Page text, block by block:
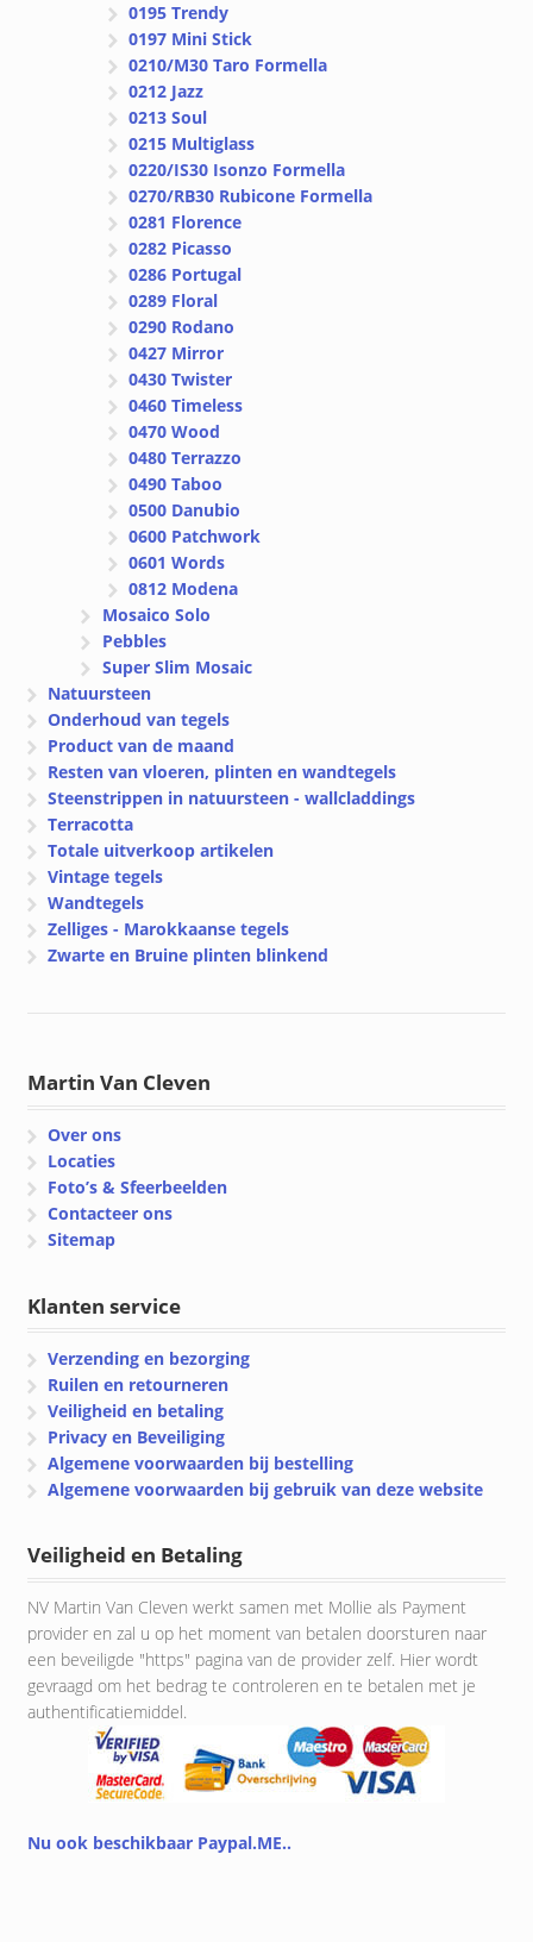
0195 Trendy
0197 Mini Stick
0210/M30 Taro Formella
0212 Jazz
0213 Soul
0215 Multiglass
0220/IS30 Isonzo Formella
0270/RB30 Rubicone Formella
0281 Florence
0282 Picasso
0286 Portugal
0289 Floral
0290 Rodano
0427 Mirror
0430 Twister
0460 Timeless
0470 Wood
0480 Terrazzo
0490 Taboo
0500 Danubio
0600 Patchwork
0601 Words
0812 Modena
Mosaico Solo
Pebbles
Super Slim Mosaic
Natuursteen
Onderhoud van tegels
Product van de maand
Resten van vloeren, plinten en wandtegels
Steenstrippen in natuursteen - wallcladdings
Terracotta
Totale uitverkoop artikelen
Vintage tegels
Wandtegels
Zelliges - Marokkaanse tegels
Zwarte en Bruine plinten blinkend
Martin Van Cleven
Over ons
Locaties
Foto’s & Sfeerbeelden
Contacteer ons
Sitemap
Klanten service
Verzending en bezorging
Ruilen en retourneren
Veiligheid en betaling
Privacy en Beveiliging
Algemene voorwaarden bij bestelling
Algemene voorwaarden bij gebruik van deze website
Veiligheid en Betaling
NV Martin Van Cleven werkt samen met Mollie als Payment
provider en zal u op het moment van betalen doorsturen naar
een beveiligde "https" pagina van de provider zelf. Hier wordt
gevraagd om het bedrag te controleren en te betalen met je
authentificatiemiddel.
Nu ook beschikbaar Paypal.ME..